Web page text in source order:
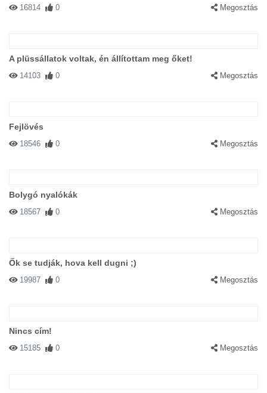
16814 0 Megosztás
A plüssállatok voltak, én állítottam meg őket!
14103 0 Megosztás
Fejlövés
18546 0 Megosztás
Bolygó nyalókák
18567 0 Megosztás
Ők se tudják, hova kell dugni ;)
19987 0 Megosztás
Nincs cím!
15185 0 Megosztás